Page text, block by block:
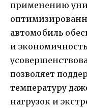
применению
автомобиль
и
позволяет
температуру
нагрузок и